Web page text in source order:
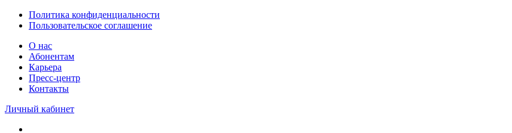
Политика конфиденциальности
Пользовательское соглашение
О нас
Абонентам
Карьера
Пресс-центр
Контакты
Личный кабинет